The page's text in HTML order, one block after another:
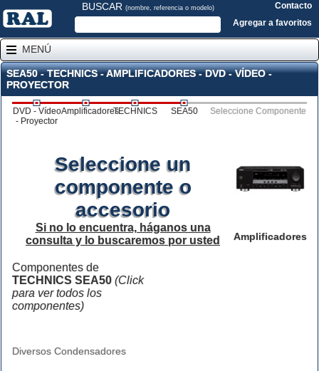
BUSCAR (nombre, referencia o modelo)
Contacto
Agregar a favoritos
MENÚ
SEA50 - TECHNICS - AMPLIFICADORES - DVD - VÍDEO -
PROYECTOR
DVD - Vídeo
- Proyector
AmplificadoresTECHNICS SEA50 Seleccione Componente
Amplificadores
Seleccione un
componente o
accesorio
Si no lo encuentra, háganos una
consulta y lo buscaremos por usted
Componentes de
TECHNICS SEA50 (Click
para ver todos los
componentes)
Diversos Condensadores